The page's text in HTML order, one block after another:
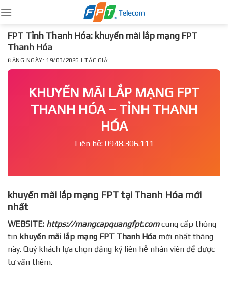
to
content
FPT Tỉnh Thanh Hóa: khuyến mãi lắp mạng FPT
Thanh Hóa
ĐĂNG NGÀY: 19/03/2026 | TÁC GIẢ:
KHUYẾN MÃI LẮP MẠNG FPT
THANH HÓA – TỈNH THANH
HÓA
Liên hệ: 0948.306.111
khuyến mãi lắp mạng FPT tại Thanh Hóa mới
nhất
WEBSITE: https://mangcapquangfpt.comcung cấp thông
tin khuyến mãi lắp mạng FPT Thanh Hóa mới nhất tháng
này. Quý khách lựa chọn đăng ký liên hệ nhân viên để được
tư vấn thêm.